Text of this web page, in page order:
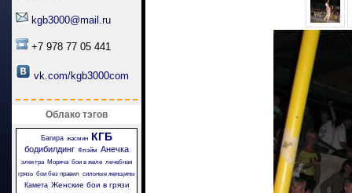
kgb3000@mail.ru
+7 978 77 05 441
vk.com/kgb3000com
Облако тэгов
Багира жасмин КГБ
бодибилдинг Флэйм Анечка
электра Моряча бои в желе лечебная
грязь бои без правил сильные женщины
Камета Женские бои в грязи